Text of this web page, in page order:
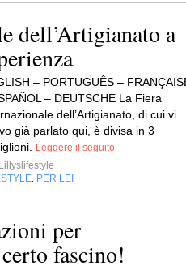
dell’Artigianato a
– PORTUGUÊS –
– DEUTSCHE La Fiera
dell’Artigianato, di cui vi
già parlato qui, è divisa in 3
Leggere il seguito
Lillyslifestyle
PER LEI
per
fascino!